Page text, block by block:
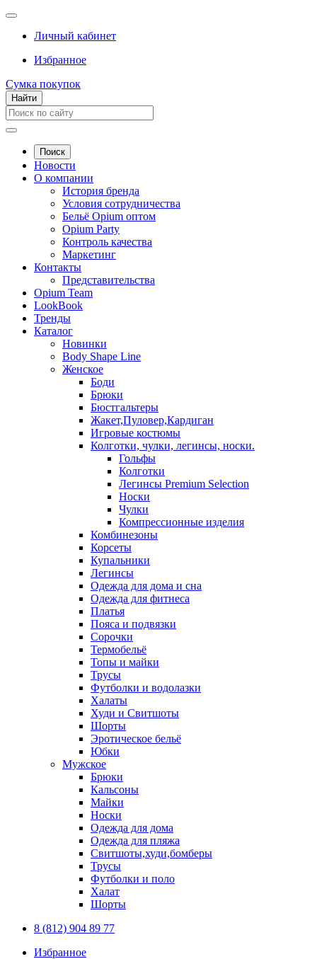
Личный кабинет
Избранное
Сумка покупок
Найти
Поиск
Новости
О компании
История бренда
Условия сотрудничества
Бельё Opium оптом
Opium Party
Контроль качества
Маркетинг
Контакты
Представительства
Opium Team
LookBook
Тренды
Каталог
Новинки
Body Shape Line
Женское
Боди
Брюки
Бюстгальтеры
Жакет,Пуловер,Кардиган
Игровые костюмы
Колготки, чулки, легинсы, носки.
Гольфы
Колготки
Легинсы Premium Selection
Носки
Чулки
Компрессионные изделия
Комбинезоны
Корсеты
Купальники
Легинсы
Одежда для дома и сна
Одежда для фитнеса
Платья
Пояса и подвязки
Сорочки
Термобельё
Топы и майки
Трусы
Футболки и водолазки
Халаты
Худи и Свитшоты
Шорты
Эротическое бельё
Юбки
Мужское
Брюки
Кальсоны
Майки
Носки
Одежда для дома
Одежда для пляжа
Свитшоты,худи,бомберы
Трусы
Футболки и поло
Халат
Шорты
8 (812) 904 89 77
Избранное